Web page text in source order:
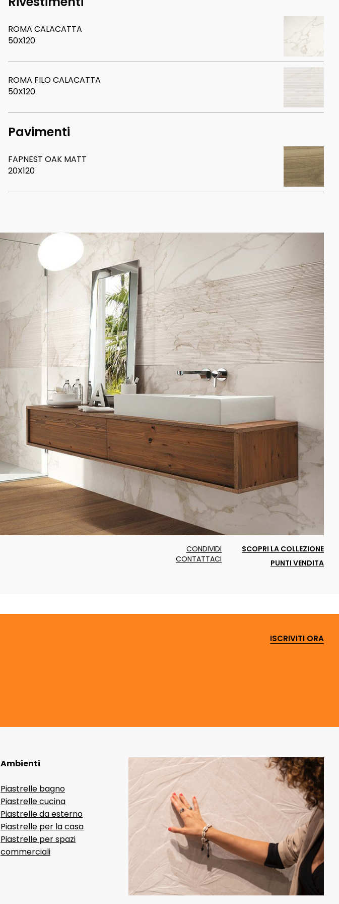
ROMA CALACATTA
50X120
ROMA FILO CALACATTA
50X120
Pavimenti
FAPNEST OAK MATT
20X120
CONDIVIDI
CONTATTACI
SCOPRI LA COLLEZIONE
PUNTI VENDITA
ISCRIVITI ORA
Ambienti
Piastrelle bagno
Piastrelle cucina
Piastrelle da esterno
Piastrelle per la casa
Piastrelle per spazi
commerciali